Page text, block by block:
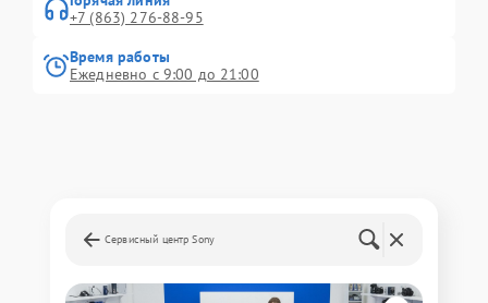
+7 (863) 276-88-95
Время работы
Ежедневно с 9:00 до 21:00
Сервисный центр Sony